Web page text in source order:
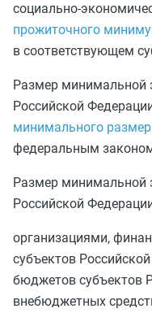
социально-
прожиточного
в соответствующем
Размер минимальной
Российской
минимального
федеральным
Размер минимальной
Российской
организациями,
субъектов
бюджетов субъектов
внебюджетных